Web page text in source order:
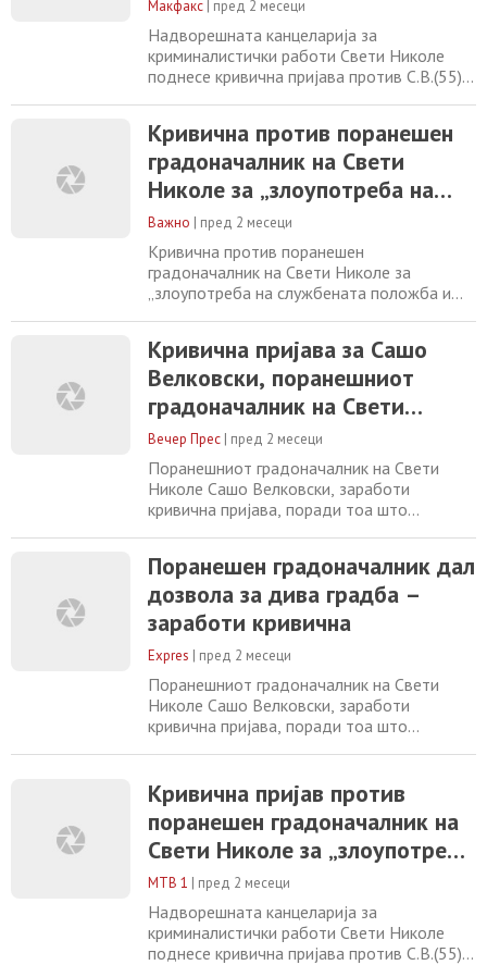
овластување“. Пријавениот,
овластување“
Макфакс | пред 2 месеци
Надворешната канцеларија за
криминалистички работи Свети Николе
поднесе кривична пријава против С.В.(55)
„злоупотреба на службената положба и
овластување“. Пријавениот, во својство на
градоначалник на општина Свети Николе,
во текот на 2021 година, пречекорувајќи
ги границите
Кривична против поранешен
градоначалник на Свети
Николе за „злоупотреба на
службената положба и
овластување“
Важно | пред 2 месеци
Кривична против поранешен
градоначалник на Свети Николе за
„злоупотреба на службената положба и
Свети Николе поднесе кривична пријава
против С.В.(55) од Свети Николе поради
постоење основи на сомнение за сторено
кривично дело „злоупотреба на
службената положба и овластување“
Кривична пријава за Сашо
Велковски, поранешниот
градоначалник на Свети
Николе
Вечер Прес | пред 2 месеци
Поранешниот градоначалник на Свети
Николе Сашо Велковски, заработи
кривична пријава, поради тоа што
евидентирано во електронскиот систем на
Сектор за урбанизам, а притоа наведениот
објект не бил впишан во Агенцијата на
катастар. „Надворешната канцеларија за
криминалистички
Поранешен градоначалник дал
дозвола за дива градба –
заработи кривична
Expres | пред 2 месеци
Поранешниот градоначалник на Свети
Николе Сашо Велковски, заработи
кривична пријава, поради тоа што
евидентирано во електронскиот систем на
Сектор за урбанизам, а притоа наведениот
објект не бил впишан во Агенцијата на
катастар. „Надворешната канцеларија за
Кривична пријав против
поранешен градоначалник на
Свети Николе за „злоупотреба
на службената положба и
овластување“
МТВ 1 | пред 2 месеци
Надворешната канцеларија за
криминалистички работи Свети Николе
поднесе кривична пријава против С.В.(55)